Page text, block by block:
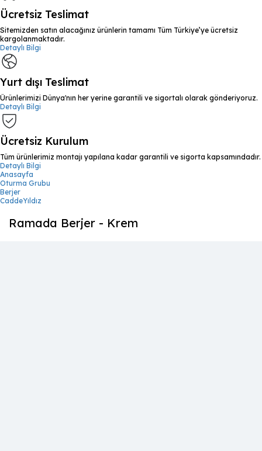
Ücretsiz Teslimat
Sitemizden satın alacağınız ürünlerin tamamı Tüm Türkiye’ye ücretsiz
kargolanmaktadır.
Detaylı Bilgi
Yurt dışı Teslimat
Ürünlerimizi Dünya'nın her yerine garantili ve sigortalı olarak gönderiyoruz.
Detaylı Bilgi
Ücretsiz Kurulum
Tüm ürünlerimiz montajı yapılana kadar garantili ve sigorta kapsamındadır.
Detaylı Bilgi
Anasayfa
Oturma Grubu
Berjer
CaddeYıldız
Ramada Berjer - Krem